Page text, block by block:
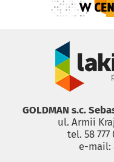
GOLDMAN s.c.
ul. Armii
tel. 58 777
e-mail: